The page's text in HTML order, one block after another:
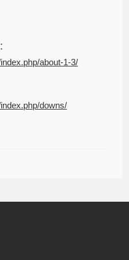
about-1-3/
downs/